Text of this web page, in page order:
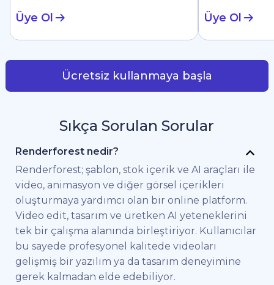
Üye Ol Üye Ol
Ücretsiz kullanmaya başla
Sıkça Sorulan Sorular
Renderforest nedir?
Renderforest; şablon, stok içerik ve AI araçları ile
video, animasyon ve diğer görsel içerikleri
oluşturmaya yardımcı olan bir online platform.
Video edit, tasarım ve üretken AI yeteneklerini
tek bir çalışma alanında birleştiriyor. Kullanıcılar
bu sayede profesyonel kalitede videoları
gelişmiş bir yazılım ya da tasarım deneyimine
gerek kalmadan elde edebiliyor.